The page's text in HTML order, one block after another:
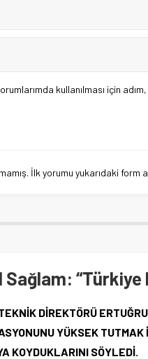
kullanılması için
İlk yorumu yukarıdaki form
“Türkiye
DİREKTÖRÜ
YÜKSEK
KOYDUKLARINI SÖYLEDİ.